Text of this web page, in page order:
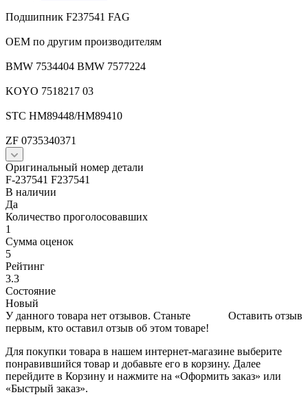
Подшипник F237541 FAG
ОЕМ по другим производителям
BMW 7534404 BMW 7577224
KOYO 7518217 03
STC HM89448/HM89410
ZF 0735340371
Оригинальный номер детали
F-237541 F237541
В наличии
Да
Количество проголосовавших
1
Сумма оценок
5
Рейтинг
3.3
Состояние
Новый
Оставить отзыв
У данного товара нет отзывов. Станьте
первым, кто оставил отзыв об этом товаре!
Для покупки товара в нашем интернет-магазине выберите
понравившийся товар и добавьте его в корзину. Далее
перейдите в Корзину и нажмите на «Оформить заказ» или
«Быстрый заказ».